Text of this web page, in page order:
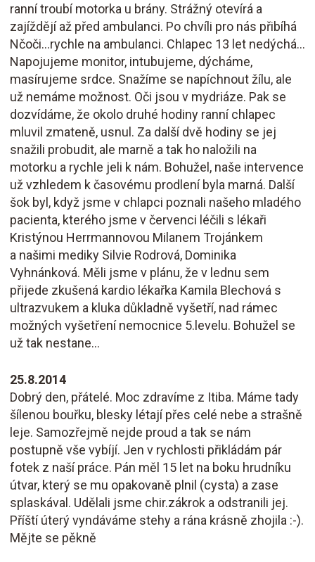
ranní troubí motorka u brány. Strážný otevírá a
zajíždějí až před ambulanci. Po chvíli pro nás přibíhá
Nčoči...rychle na ambulanci. Chlapec 13 let nedýchá...
Napojujeme monitor, intubujeme, dýcháme,
masírujeme srdce. Snažíme se napíchnout žílu, ale
už nemáme možnost. Oči jsou v mydriáze. Pak se
dozvídáme, že okolo druhé hodiny ranní chlapec
mluvil zmateně, usnul. Za další dvě hodiny se jej
snažili probudit, ale marně a tak ho naložili na
motorku a rychle jeli k nám. Bohužel, naše intervence
už vzhledem k časovému prodlení byla marná. Další
šok byl, když jsme v chlapci poznali našeho mladého
pacienta, kterého jsme v červenci léčili s lékaři
Kristýnou Herrmannovou Milanem Trojánkem
a našimi mediky Silvie Rodrová, Dominika
Vyhnánková. Měli jsme v plánu, že v lednu sem
přijede zkušená kardio lékařka Kamila Blechová s
ultrazvukem a kluka důkladně vyšetří, nad rámec
možných vyšetření nemocnice 5.levelu. Bohužel se
už tak nestane...
25.8.2014
Dobrý den, přátelé. Moc zdravíme z Itiba. Máme tady
šílenou bouřku, blesky létají přes celé nebe a strašně
leje. Samozřejmě nejde proud a tak se nám
postupně vše vybíjí. Jen v rychlosti přikládám pár
fotek z naší práce. Pán měl 15 let na boku hrudníku
útvar, který se mu opakovaně plnil (cysta) a zase
splaskával. Udělali jsme chir.zákrok a odstranili jej.
Příští úterý vyndáváme stehy a rána krásně zhojila :-).
Mějte se pěkně